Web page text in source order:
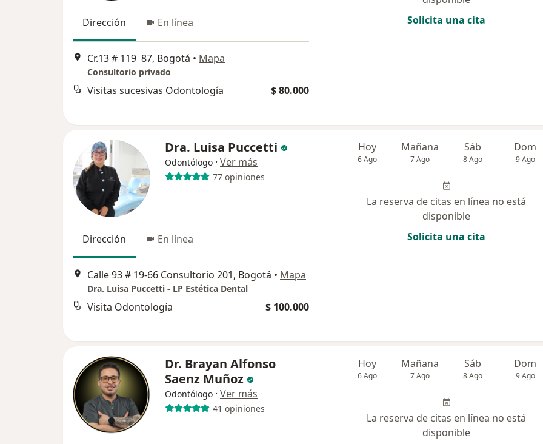
Dirección En línea
Cr.13 # 119 87, Bogotá • Mapa
Consultorio privado
Visitas sucesivas Odontología $ 80.000
Solicita una cita
Dra. Luisa Puccetti
Odontólogo · Ver más
77 opiniones
Dirección En línea
Calle 93 # 19-66 Consultorio 201, Bogotá • Mapa
Dra. Luisa Puccetti - LP Estética Dental
Visita Odontología $ 100.000
Hoy
6 Ago
Mañana
7 Ago
Sáb
8 Ago
Dom
9 Ago
La reserva de citas en línea no está
disponible
Solicita una cita
Dr. Brayan Alfonso
Saenz Muñoz
Odontólogo · Ver más
41 opiniones
Hoy
6 Ago
Mañana
7 Ago
Sáb
8 Ago
Dom
9 Ago
La reserva de citas en línea no está
disponible